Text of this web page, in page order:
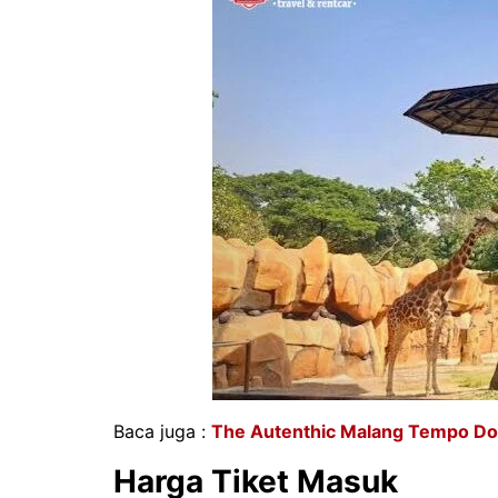
Baca juga : The Autenthic Malang Tempo
Harga Tiket Masuk